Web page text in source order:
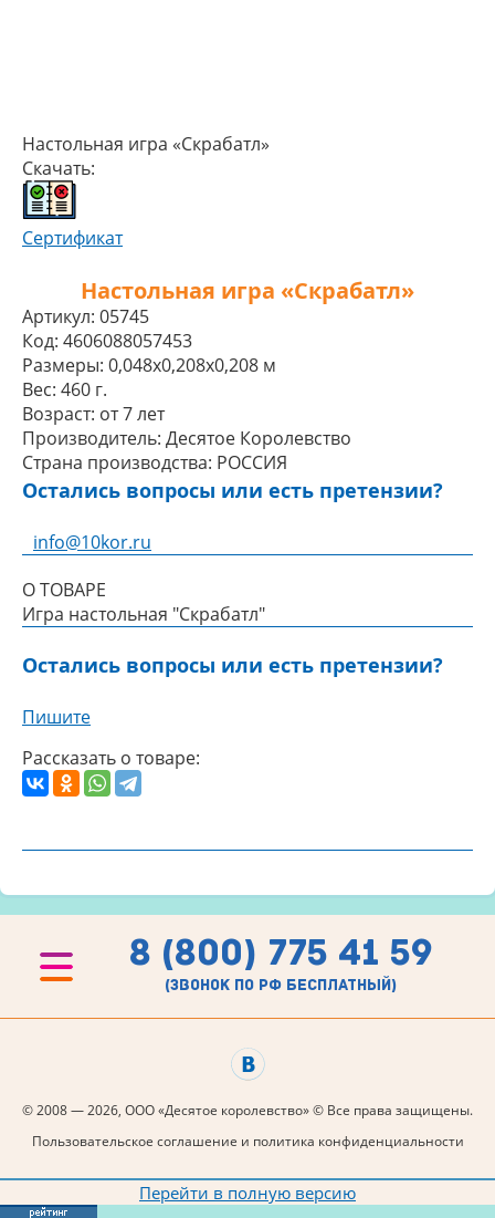
Настольная игра «Скрабатл»
Скачать:
Сертификат
Настольная игра «Скрабатл»
Артикул: 05745
Код: 4606088057453
Размеры: 0,048x0,208x0,208 м
Вес: 460 г.
Возраст: от 7 лет
Производитель: Десятое Королевство
Страна производства: РОССИЯ
Остались вопросы или есть претензии?
info@10kor.ru
О ТОВАРЕ
Игра настольная "Скрабатл"
Остались вопросы или есть претензии?
Пишите
Рассказать о товаре:
8 (800) 775 41 59
(звонок по рф бесплатный)
© 2008 — 2026, ООО «Десятое королевство» © Все права защищены.
Пользовательское соглашение и политика конфиденциальности
Перейти в полную версию